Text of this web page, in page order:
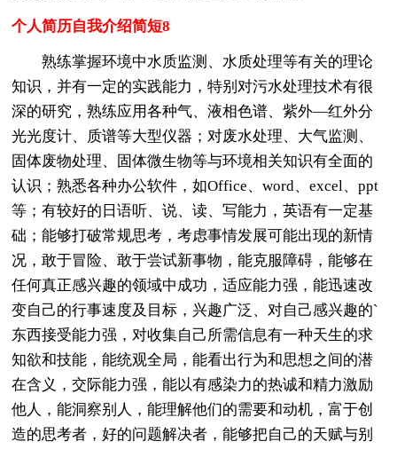
个人简历自我介绍简短8
熟练掌握环境中水质监测、水质处理等有关的理论
知识，并有一定的实践能力，特别对污水处理技术有很
深的研究，熟练应用各种气、液相色谱、紫外—红外分
光光度计、质谱等大型仪器；对废水处理、大气监测、
固体废物处理、固体微生物等与环境相关知识有全面的
认识；熟悉各种办公软件，如Office、word、excel、ppt
等；有较好的日语听、说、读、写能力，英语有一定基
础；能够打破常规思考，考虑事情发展可能出现的新情
况，敢于冒险、敢于尝试新事物，能克服障碍，能够在
任何真正感兴趣的领域中成功，适应能力强，能迅速改
变自己的行事速度及目标，兴趣广泛、对自己感兴趣的`
东西接受能力强，对收集自己所需信息有一种天生的求
知欲和技能，能统观全局，能看出行为和思想之间的潜
在含义，交际能力强，能以有感染力的热诚和精力激励
他人，能洞察别人，能理解他们的需要和动机，富于创
造的思考者，好的问题解决者，能够把自己的天赋与别